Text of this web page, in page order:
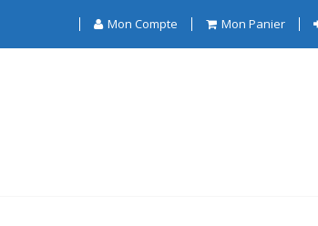
Mon Compte Mon Panier